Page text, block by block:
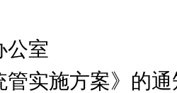
公室
管实施方案》的通